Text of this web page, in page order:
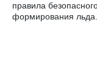
правила
формирования льда.